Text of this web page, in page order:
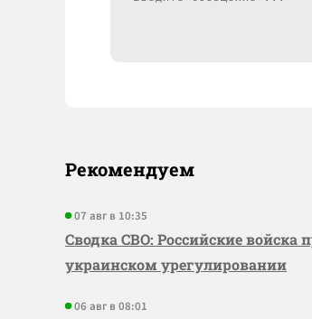
Рекомендуем
07 авг в 10:35
Сводка СВО: Российские
украинском урегулировании
06 авг в 08:01